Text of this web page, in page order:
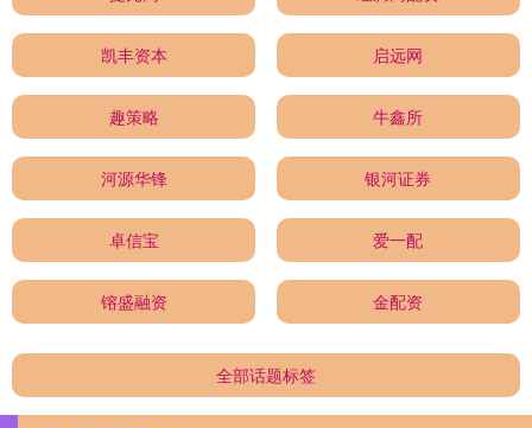
凯丰资本 启远网
趣策略 牛鑫所
河源华锋 银河证券
卓信宝 爱一配
镕盛融资 金配资
全部话题标签